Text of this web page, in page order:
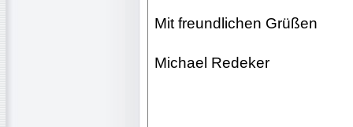
Mit freundlichen Grüßen
Michael Redeker